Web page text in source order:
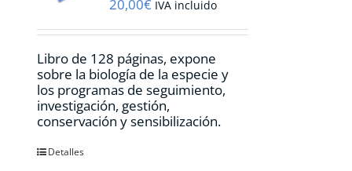
20,00€ IVA incluido
Libro de 128 páginas, expone
sobre la biología de la especie y
los programas de seguimiento,
investigación, gestión,
conservación y sensibilización.
Detalles